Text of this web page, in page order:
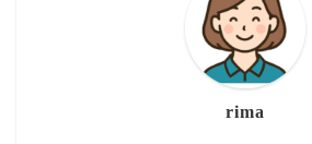
rima